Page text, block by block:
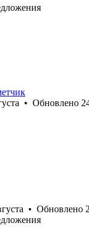
• Обновлено
• Обновлено